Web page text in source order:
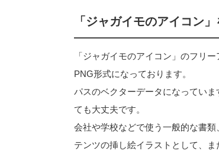
「ジャガイモのアイコン
「ジャガイモのアイコン」のフリ
PNG形式になっております。
パスのベクターデータになってい
ても大丈夫です。
会社や学校などで使う一般的な書
テンツの挿し絵イラストとして、